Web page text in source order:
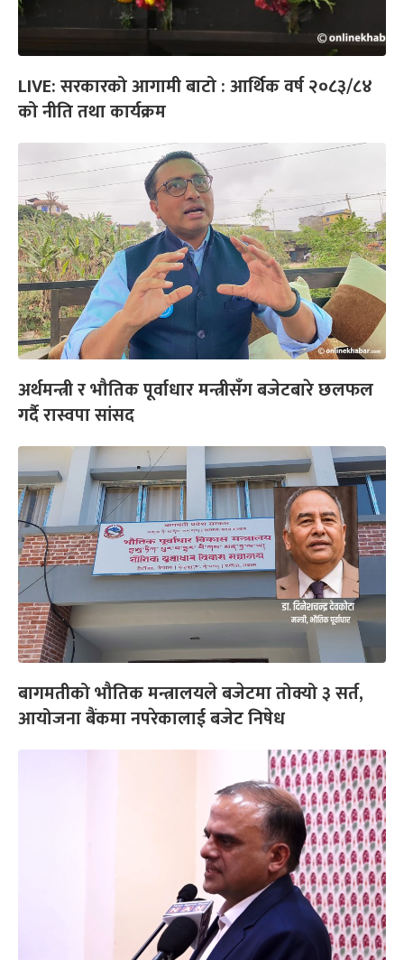
LIVE: सरकारको आगामी बाटो : आर्थिक वर्ष २०८३/८४
को नीति तथा कार्यक्रम
अर्थमन्त्री र भौतिक पूर्वाधार मन्त्रीसँग बजेटबारे छलफल
गर्दै रास्वपा सांसद
बागमतीको भौतिक मन्त्रालयले बजेटमा तोक्यो ३ सर्त,
आयोजना बैंकमा नपरेकालाई बजेट निषेध